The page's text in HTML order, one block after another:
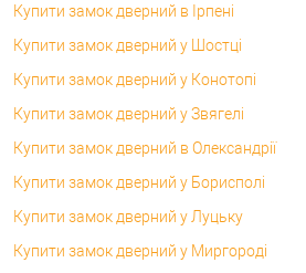
Купити замок дверний в Ірпені
Купити замок дверний у Шостці
Купити замок дверний у Конотопі
Купити замок дверний у Звягелі
Купити замок дверний в Олександрії
Купити замок дверний у Борисполі
Купити замок дверний у Луцьку
Купити замок дверний у Миргороді